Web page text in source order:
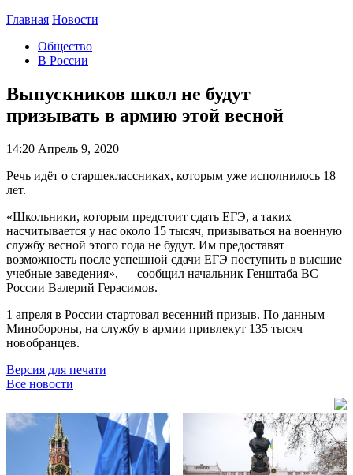
Главная Новости
Общество
В России
Выпускников школ не будут
призывать в армию этой весной
14:20 Апрель 9, 2020
Речь идёт о старшеклассниках, которым уже исполнилось 18
лет.
«Школьники, которым предстоит сдать ЕГЭ, а таких
насчитывается у нас около 15 тысяч, призываться на военную
службу весной этого года не будут. Им предоставят
возможность после успешной сдачи ЕГЭ поступить в высшие
учебные заведения», — сообщил начальник Генштаба ВС
России Валерий Герасимов.
1 апреля в России стартовал весенний призыв. По данным
Минобороны, на службу в армии привлекут 135 тысяч
новобранцев.
Версия для печати
Все новости